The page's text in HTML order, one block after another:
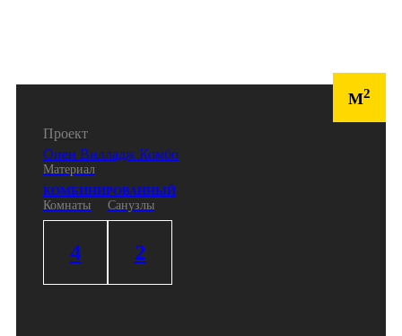
М2
Проект
Опен Вилладж Комбо
Материал
КОМБИНИРОВАННЫЙ
Комнаты
4
Санузлы
2